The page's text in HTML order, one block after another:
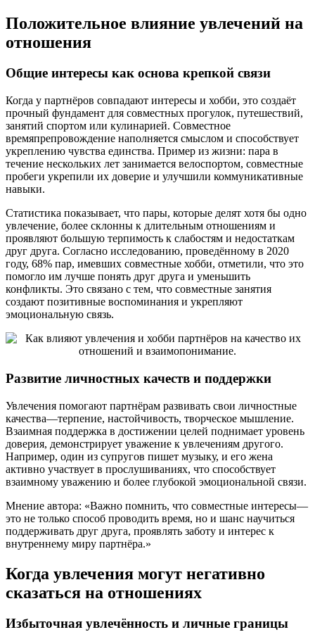
Положительное влияние увлечений на
отношения
Общие интересы как основа крепкой связи
Когда у партнёров совпадают интересы и хобби, это создаёт
прочный фундамент для совместных прогулок, путешествий,
занятий спортом или кулинарией. Совместное
времяпрепровождение наполняется смыслом и способствует
укреплению чувства единства. Пример из жизни: пара в
течение нескольких лет занимается велоспортом, совместные
пробеги укрепили их доверие и улучшили коммуникативные
навыки.
Статистика показывает, что пары, которые делят хотя бы одно
увлечение, более склонны к длительным отношениям и
проявляют большую терпимость к слабостям и недостаткам
друг друга. Согласно исследованию, проведённому в 2020
году, 68% пар, имевших совместные хобби, отметили, что это
помогло им лучше понять друг друга и уменьшить
конфликты. Это связано с тем, что совместные занятия
создают позитивные воспоминания и укрепляют
эмоциональную связь.
Развитие личностных качеств и поддержки
Увлечения помогают партнёрам развивать свои личностные
качества—терпение, настойчивость, творческое мышление.
Взаимная поддержка в достижении целей поднимает уровень
доверия, демонстрирует уважение к увлечениям другого.
Например, один из супругов пишет музыку, и его жена
активно участвует в прослушиваниях, что способствует
взаимному уважению и более глубокой эмоциональной связи.
Мнение автора: «Важно помнить, что совместные интересы—
это не только способ проводить время, но и шанс научиться
поддерживать друг друга, проявлять заботу и интерес к
внутреннему миру партнёра.»
Когда увлечения могут негативно
сказаться на отношениях
Избыточная увлечённость и личные границы